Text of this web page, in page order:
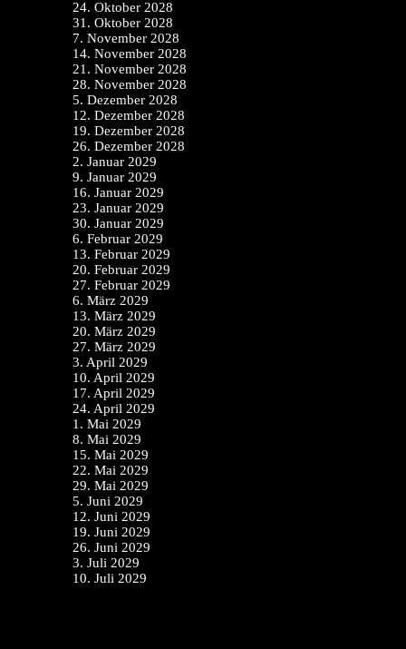
24. Oktober 2028
31. Oktober 2028
7. November 2028
14. November 2028
21. November 2028
28. November 2028
5. Dezember 2028
12. Dezember 2028
19. Dezember 2028
26. Dezember 2028
2. Januar 2029
9. Januar 2029
16. Januar 2029
23. Januar 2029
30. Januar 2029
6. Februar 2029
13. Februar 2029
20. Februar 2029
27. Februar 2029
6. März 2029
13. März 2029
20. März 2029
27. März 2029
3. April 2029
10. April 2029
17. April 2029
24. April 2029
1. Mai 2029
8. Mai 2029
15. Mai 2029
22. Mai 2029
29. Mai 2029
5. Juni 2029
12. Juni 2029
19. Juni 2029
26. Juni 2029
3. Juli 2029
10. Juli 2029